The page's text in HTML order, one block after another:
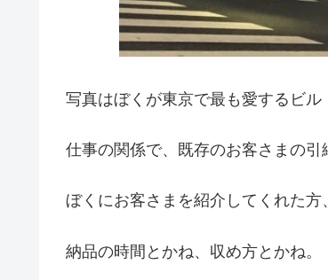
写真はぼくが東京で最も愛するビル
仕事の関係で、既存のお客さまの引
ぼくにお客さまを紹介してくれた方
納品の時間とかね、収め方とかね。